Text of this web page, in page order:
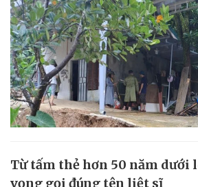
Từ tấm thẻ hơn 50 năm dưới
vọng gọi đúng tên liệt sĩ